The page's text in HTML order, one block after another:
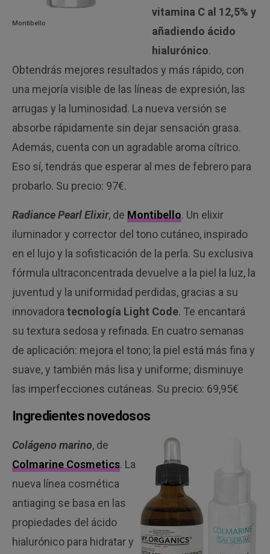
Montibello
vitamina C al 12,5% y
añadiendo ácido
hialurónico.
Obtendrás mejores resultados y más rápido, con
una mejoría visible de las líneas de expresión, las
arrugas y la luminosidad. La nueva versión se
absorbe rápidamente sin dejar sensación grasa.
Además, cuenta con un agradable aroma cítrico.
Eso sí, tendrás que esperar al mes de febrero para
probarlo. Su precio: 97€.
Radiance Pearl Elixir, de Montibello. Un elixir
iluminador y corrector del tono cutáneo, inspirado
en el lujo y la sofisticación de la perla. Su exclusiva
fórmula ultraconcentrada devuelve a la piel la luz, la
juventud y la uniformidad perdidas, gracias a su
innovadoratecnología Light Code. Te encantará
su textura sedosa y refinada. En cuatro semanas
de aplicación: mejora el tono; la piel está más fina y
suave, y también más lisa y uniforme; disminuye
las imperfecciones cutáneas. Su precio: 69,95€
Ingredientes novedosos
Colágeno marino, de
Colmarine Cosmetics. La
nueva línea cosmética
antiaging se basa en las
propiedades del ácido
hialurónico para hidratar y